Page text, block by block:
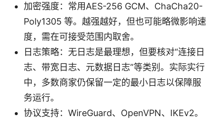
加密强度：常用AES-256 GCM、ChaCha20-
Poly1305 等。越强越好，但也可能略微影响速
度，需在可接受范围内取舍。
日志策略：无日志是最理想，但要核对“连接日
志、带宽日志、元数据日志”等类别。实际实行
中，多数商家仍保留一定的最小日志以保障服
务运行。
协议支持：WireGuard、OpenVPN、IKEv2。